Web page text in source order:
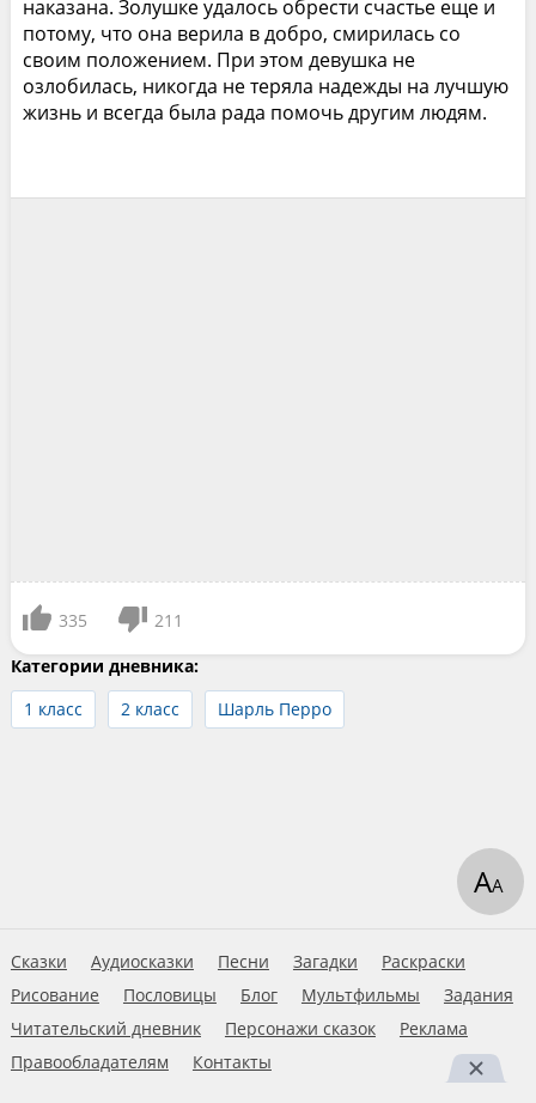
наказана. Золушке удалось обрести счастье еще и
потому, что она верила в добро, смирилась со
своим положением. При этом девушка не
озлобилась, никогда не теряла надежды на лучшую
жизнь и всегда была рада помочь другим людям.
335
211
Категории дневника:
1 класс
2 класс Шарль Перро
Сказки Аудиосказки Песни Загадки
Раскраски
Рисование
Пословицы Блог Мультфильмы
Задания
Читательский дневник
Персонажи сказок
Реклама
Правообладателям
Контакты
АА